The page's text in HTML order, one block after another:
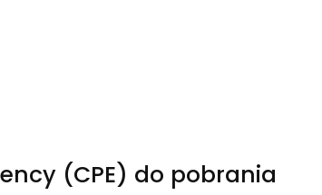
(CPE) do pobrania